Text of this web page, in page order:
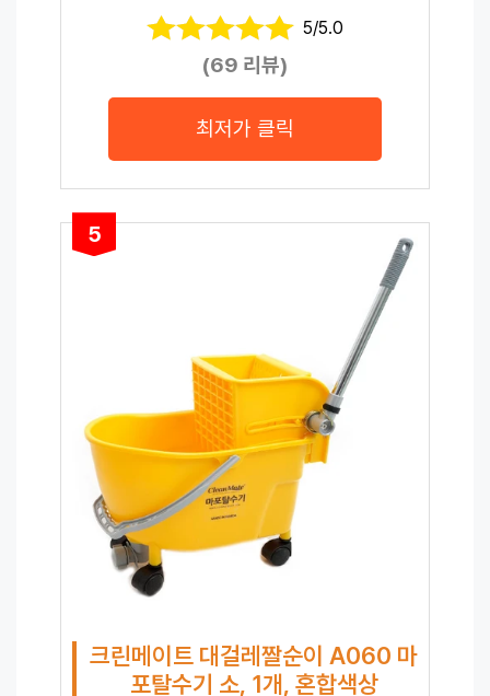
5/5.0
(69 리뷰)
최저가 클릭
5
크린메이트 대걸레짤순이 A060 마
포탈수기 소, 1개, 혼합색상